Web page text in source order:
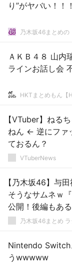
り”がヤバい！！！
乃木坂46まとめの
ＡＫＢ４８ 山内
ラインお話し会
HKTまとめもん【
【VTuber】ねる
ねん ← 逆にファ
ておるん？
VTuberNews
【乃木坂46】与
そうなサムネｗ
公開！後編もあ
乃木坂46まとめ
Nintendo Switch
うwwwww